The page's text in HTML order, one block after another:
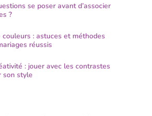
se poser avant d’associer
?
: astuces et méthodes
réussis
: jouer avec les contrastes
son style